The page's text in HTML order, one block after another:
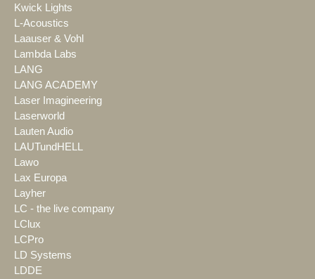
Kwick Lights
L-Acoustics
Laauser & Vohl
Lambda Labs
LANG
LANG ACADEMY
Laser Imagineering
Laserworld
Lauten Audio
LAUTundHELL
Lawo
Lax Europa
Layher
LC - the live company
LClux
LCPro
LD Systems
LDDE